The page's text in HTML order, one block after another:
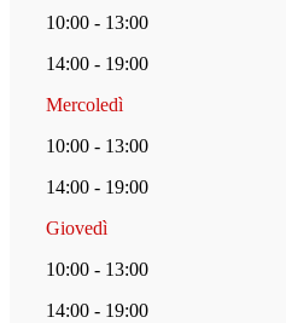
10:00 - 13:00
14:00 - 19:00
Mercoledì
10:00 - 13:00
14:00 - 19:00
Giovedì
10:00 - 13:00
14:00 - 19:00